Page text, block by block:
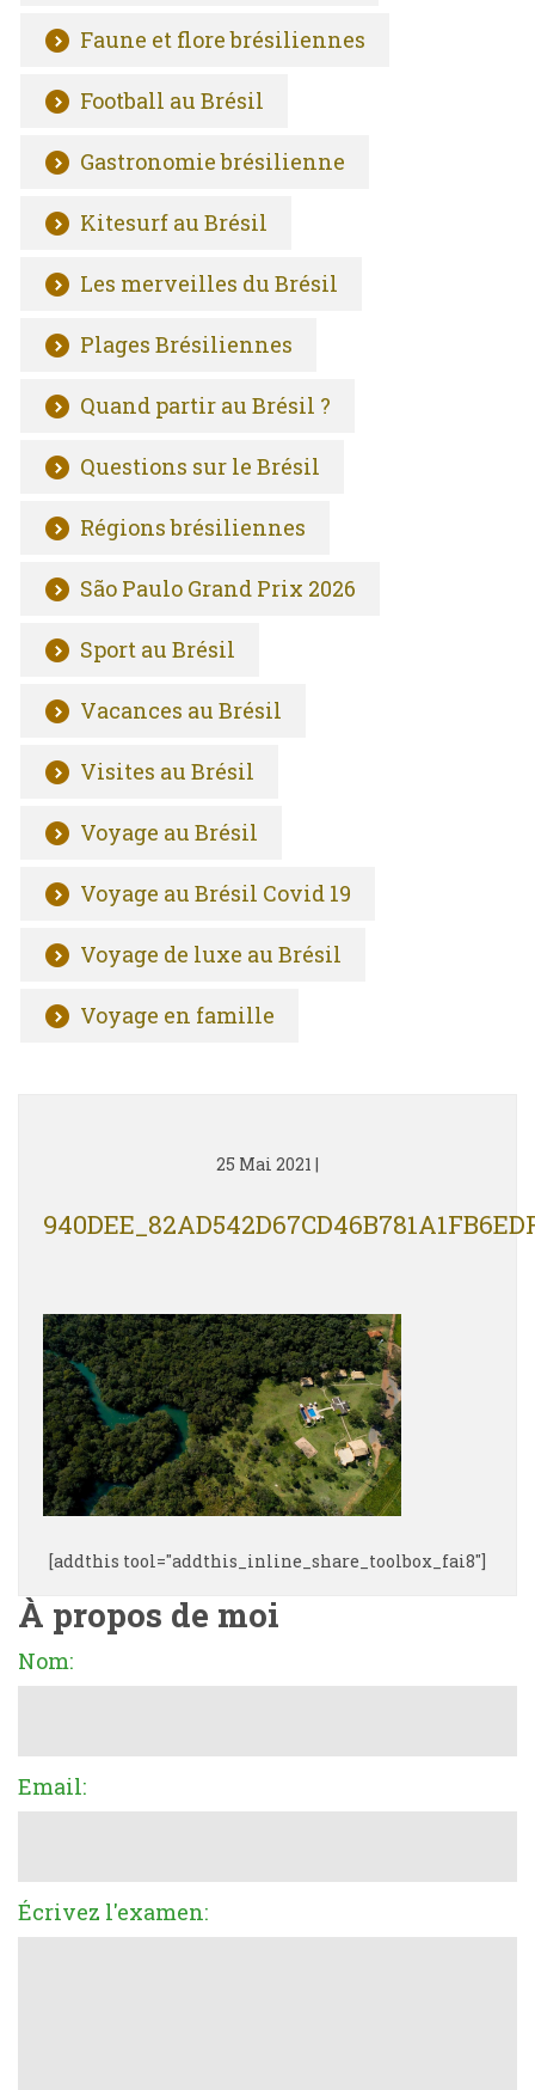
Faune et flore brésiliennes
Football au Brésil
Gastronomie brésilienne
Kitesurf au Brésil
Les merveilles du Brésil
Plages Brésiliennes
Quand partir au Brésil ?
Questions sur le Brésil
Régions brésiliennes
São Paulo Grand Prix 2026
Sport au Brésil
Vacances au Brésil
Visites au Brésil
Voyage au Brésil
Voyage au Brésil Covid 19
Voyage de luxe au Brésil
Voyage en famille
25 Mai 2021 |
[addthis tool="addthis_inline_share_toolbox_fai8"]
À propos de moi
Nom:
Email:
Écrivez l'examen: